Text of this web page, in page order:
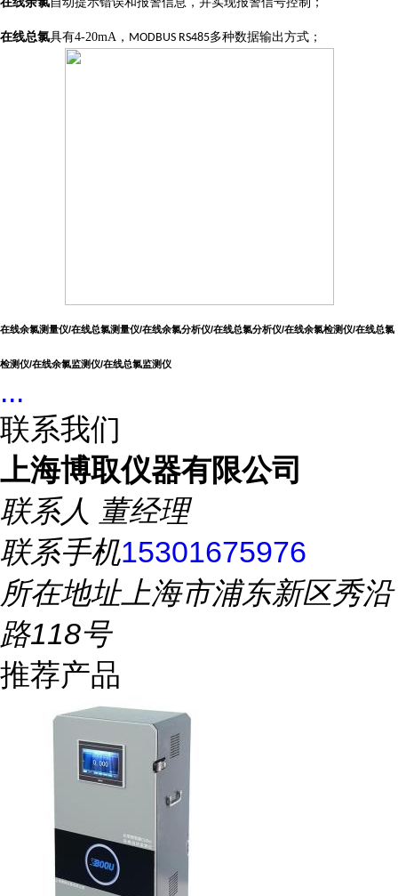
在线总氯具有4-20mA ， MODBUS RS485多种数据输出方式；
在线余氯测量仪/在线总氯测量仪/在线余氯分析仪/在线总氯分析仪/在线余氯检测仪/在线总氯
检测仪/在线余氯监测仪/在线总氯监测仪
...
联系我们
上海博取仪器有限公司
联系人 董经理
联系手机15301675976
所在地址上海市浦东新区秀沿
路118号
推荐产品